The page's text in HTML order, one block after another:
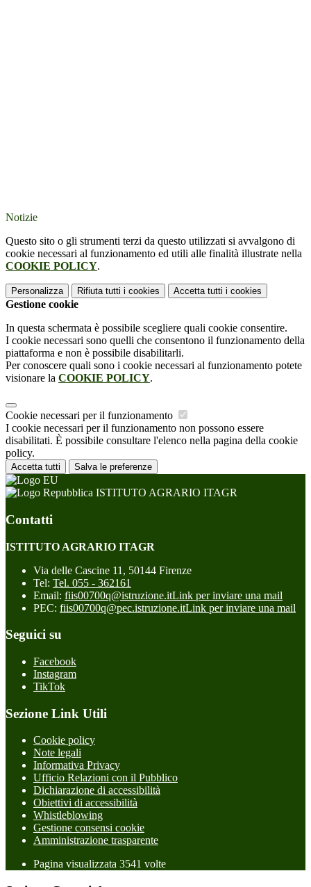
Notizie
Questo sito o gli strumenti terzi da questo utilizzati si avvalgono di
cookie necessari al funzionamento ed utili alle finalità illustrate nella
COOKIE POLICY.
Personalizza Rifiuta tutti i cookies Accetta tutti i cookies
Gestione cookie
In questa schermata è possibile scegliere quali cookie consentire.
I cookie necessari sono quelli che consentono il funzionamento della
piattaforma e non è possibile disabilitarli.
Per conoscere quali sono i cookie necessari al funzionamento potete
visionare la COOKIE POLICY.
Cookie necessari per il funzionamento
I cookie necessari per il funzionamento non possono essere
disabilitati. È possibile consultare l'elenco nella pagina della cookie
policy.
Accetta tutti Salva le preferenze
ISTITUTO AGRARIO ITAGR
Contatti
ISTITUTO AGRARIO ITAGR
Via delle Cascine 11, 50144 Firenze
Tel: Tel. 055 - 362161
Email: fiis00700q@istruzione.itLink per inviare una mail
PEC: fiis00700q@pec.istruzione.itLink per inviare una mail
Seguici su
Facebook
Instagram
TikTok
Sezione Link Utili
Cookie policy
Note legali
Informativa Privacy
Ufficio Relazioni con il Pubblico
Dichiarazione di accessibilità
Obiettivi di accessibilità
Whistleblowing
Gestione consensi cookie
Amministrazione trasparente
Pagina visualizzata 3541 volte